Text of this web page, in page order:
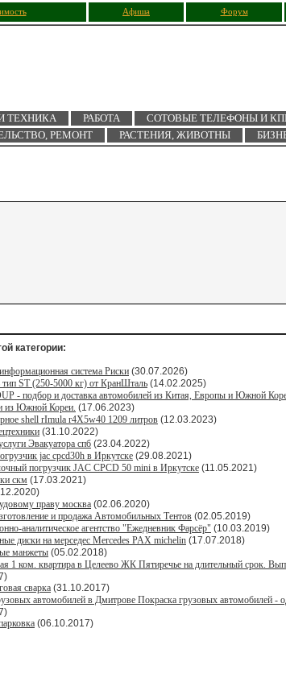
Афиша Форум
ТЕХНИКА РАБОТА СОТОВЫЕ ТЕЛЕФОНЫ И
РЕМОНТ РАСТЕНИЯ, ЖИВОТНЫ
категории:
система Риски (30.07.2026)
тип ST (250-5000 кг) от КранШталь (14.02.2025)
- подбор и доставка автомобилей из Китая, Европы и Южной
из Южной Кореи. (17.06.2023)
shell rImula r4X5w40 1209 литров (12.03.2023)
(31.10.2022)
Эвакуатора спб (23.04.2022)
jac cpcd30h в Иркутске (29.08.2021)
погрузчик JAC CPCD 50 mini в Иркутске (11.05.2021)
скм (17.03.2021)
праву москва (02.06.2020)
и продажа Автомобильных Тентов (02.05.2019)
аналитическое агентство "Ежедневник Фарсёр" (10.03.2019)
диски на мерседес Mercedes PAX michelin (17.07.2018)
манжеты (05.02.2018)
1 ком. квартира в Целеево ЖК Пятиречье на длительный срок.
сварка (31.10.2017)
автомобилей в Дмитрове Покраска грузовых автомобилей -
(06.10.2017)